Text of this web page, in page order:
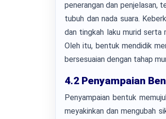
penerangan dan penjelasan,
tubuh dan nada suara.
dan tingkah laku murid serta
Oleh itu, bentuk mendidik
bersesuaian dengan tahap
4.2 Penyampaian
Penyampaian bentuk
meyakinkan dan mengubah